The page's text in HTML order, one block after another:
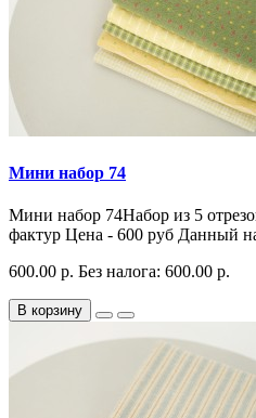
Мини набор 74
Мини набор 74Набор из 5
фактур Цена - 600 руб Данный
600.00 р. Без налога: 600.00 р.
В корзину